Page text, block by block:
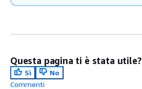
Questa pagina ti è stata utile?
Sì
No
Commenti